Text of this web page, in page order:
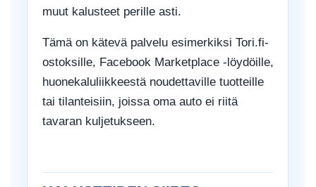
muut kalusteet perille asti.
Tämä on kätevä palvelu esimerkiksi Tori.fi-
ostoksille, Facebook Marketplace -löydöille,
huonekaluliikkeestä noudettaville tuotteille
tai tilanteisiin, joissa oma auto ei riitä
tavaran kuljetukseen.